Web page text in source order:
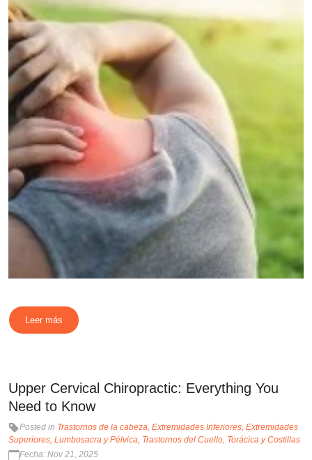
Leer más
Upper Cervical Chiropractic: Everything You
Need to Know
Posted in Trastornos de la cabeza Extremidades Inferiores Extremidades
Superiores Lumbosacra y Pélvica Trastornos del Cuello Torácica y Costillas
Fecha: Nov 21, 2025